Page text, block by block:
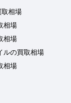
取相場
相場
相場
ルの買取相場
相場